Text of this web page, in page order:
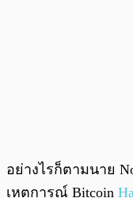
อย่างไรก็ตามนาย
เหตุการณ์ Bitcoin